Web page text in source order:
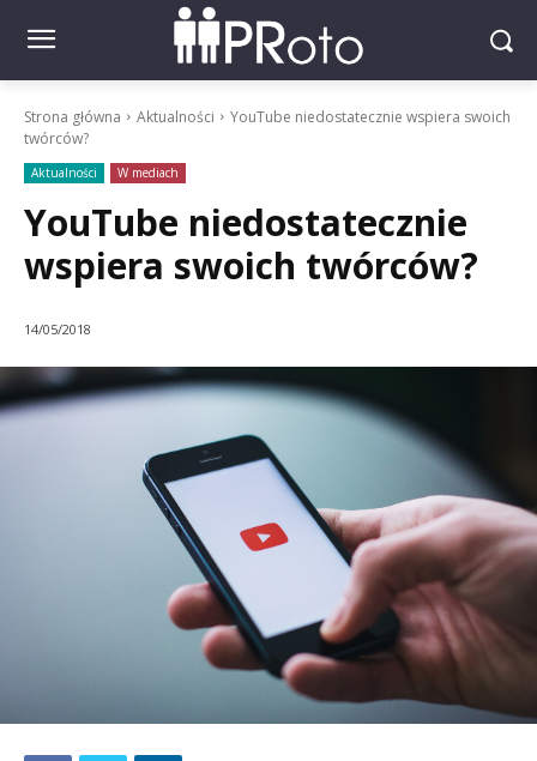
Strona główna Aktualności
YouTube niedostatecznie wspiera swoich
twórców?
Aktualności W mediach
YouTube niedostatecznie
wspiera swoich twórców?
14/05/2018